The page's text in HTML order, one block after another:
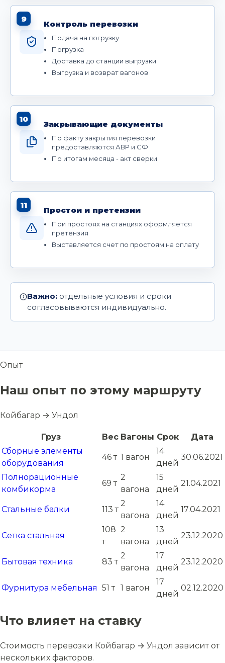
9
Контроль перевозки
Подача на погрузку
Погрузка
Доставка до станции выгрузки
Выгрузка и возврат вагонов
10
Закрывающие документы
По факту закрытия перевозки
предоставляются АВР и СФ
По итогам месяца - акт сверки
11
Простои и претензии
При простоях на станциях оформляется
претензия
Выставляется счет по простоям на оплату
Важно: отдельные условия и сроки
согласовываются индивидуально.
Опыт
Наш опыт по этому маршруту
Койбагар → Ундол
Груз Вес Вагоны Срок
Дата
Сборные элементы
оборудования
46 т 1 вагон
14
дней
30.06.2021
Полнорационные
комбикорма
69 т
2
вагона
15
дней
21.04.2021
Стальные балки 113 т
2
вагона
14
дней
17.04.2021
Сетка стальная
108
т
2
вагона
13
дней
23.12.2020
Бытовая техника 83 т
2
вагона
17
дней
23.12.2020
Фурнитура мебельная 51 т 1 вагон
17
дней
02.12.2020
Что влияет на ставку
Стоимость перевозки Койбагар → Ундол зависит от
нескольких факторов.